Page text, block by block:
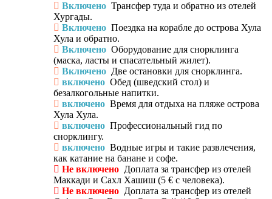
Включено Трансфер туда и обратно из отелей
Хургады.
Включено Поездка на корабле до острова Хула
Хула и обратно.
Включено Оборудование для снорклинга
(маска, ласты и спасательный жилет).
Включено Две остановки для снорклинга.
включено Обед (шведский стол) и
безалкогольные напитки.
включено Время для отдыха на пляже острова
Хула Хула.
включено Профессиональный гид по
снорклингу.
включено Водные игры и такие развлечения,
как катание на банане и софе.
Не включено Доплата за трансфер из отелей
Маккади и Сахл Хашиш (5 € с человека).
Не включено Доплата за трансфер из отелей